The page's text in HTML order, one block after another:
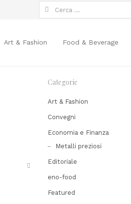
Ricerca
per:
Art & Fashion Food & Beverage
Share
Categorie
Art & Fashion
Convegni
Economia e Finanza
Metalli preziosi
Editoriale
eno-food
Featured